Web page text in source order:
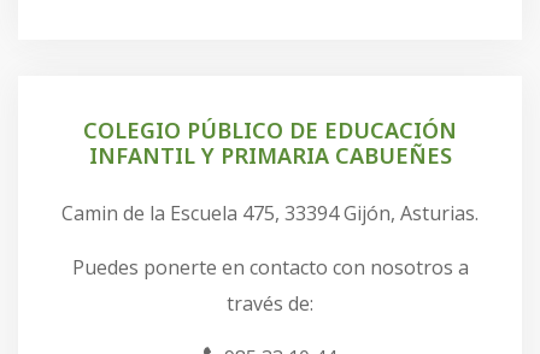
COLEGIO PÚBLICO DE EDUCACIÓN
INFANTIL Y PRIMARIA CABUEÑES
Camin de la Escuela 475, 33394 Gijón, Asturias.
Puedes ponerte en contacto con nosotros a
través de: